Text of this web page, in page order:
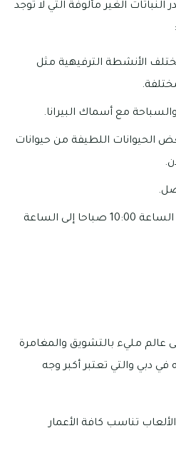
الغير مألوفة التي لا توجد
الأنشطة الترفيهية مثل
مع أسماك البيرانا.
الحيوانات اللطيفة من حيوانات
مواعيد العمل: يوميا من الساعة 10:00 صباحا إلى الساعة
مليء بالتشويق والمغامرة
دبي والتي تعتبر أكبر وجه
تناسب كافة الأعمار